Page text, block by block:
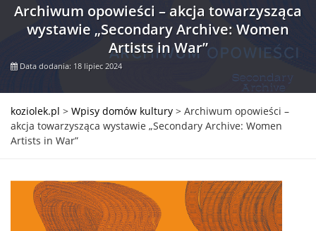
Archiwum opowieści – akcja towarzysząca
wystawie „Secondary Archive: Women
Artists in War”
Data dodania: 18 lipiec 2024
koziolek.pl > Wpisy domów kultury > Archiwum opowieści –
akcja towarzysząca wystawie „Secondary Archive: Women
Artists in War”